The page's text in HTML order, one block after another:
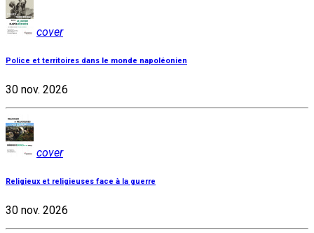
cover
Police et territoires dans le monde napoléonien
30 nov. 2026
cover
Religieux et religieuses face à la guerre
30 nov. 2026